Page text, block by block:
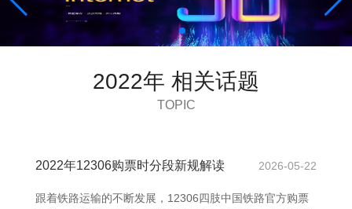
2022年 相关话题
TOPIC
2022年12306购票时分段新规解读 2026-05-22
跟着铁路运输的不断发展，12306四肢中国铁路官方购票